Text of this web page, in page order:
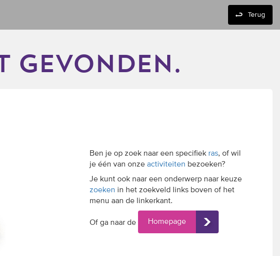
Terug
gevonden.
Ben je op zoek naar een specifiek ras, of wil
je één van onze activiteiten bezoeken?
Je kunt ook naar een onderwerp naar keuze
zoeken in het zoekveld links boven of het
menu aan de linkerkant.
Of ga naar de Homepage